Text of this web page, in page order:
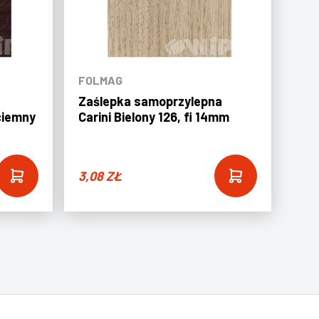
FOLMAG
Zaślepka samoprzylepna
Carini Bielony 126, fi 14mm
3,08ZŁ